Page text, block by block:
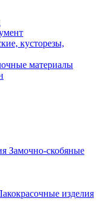
кусторезы,
материалы
Замочно-скобяные
изделия